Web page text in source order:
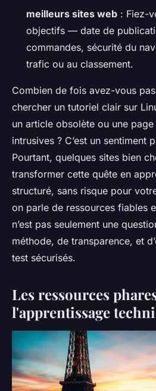
meilleurs sites web : Fiez-
objectifs — date de
commandes, sécurité du
trafic ou au classement.
Combien de fois avez-vous
chercher un tutoriel clair sur
un article obsolète ou une
intrusives ? C’est un sentiment
Pourtant, quelques sites bien
transformer cette quête en
structuré, sans risque pour
on parle de ressources fiables
n’est pas seulement une
méthode, de transparence, et
test sécurisés.
Les ressources
l'apprentissage